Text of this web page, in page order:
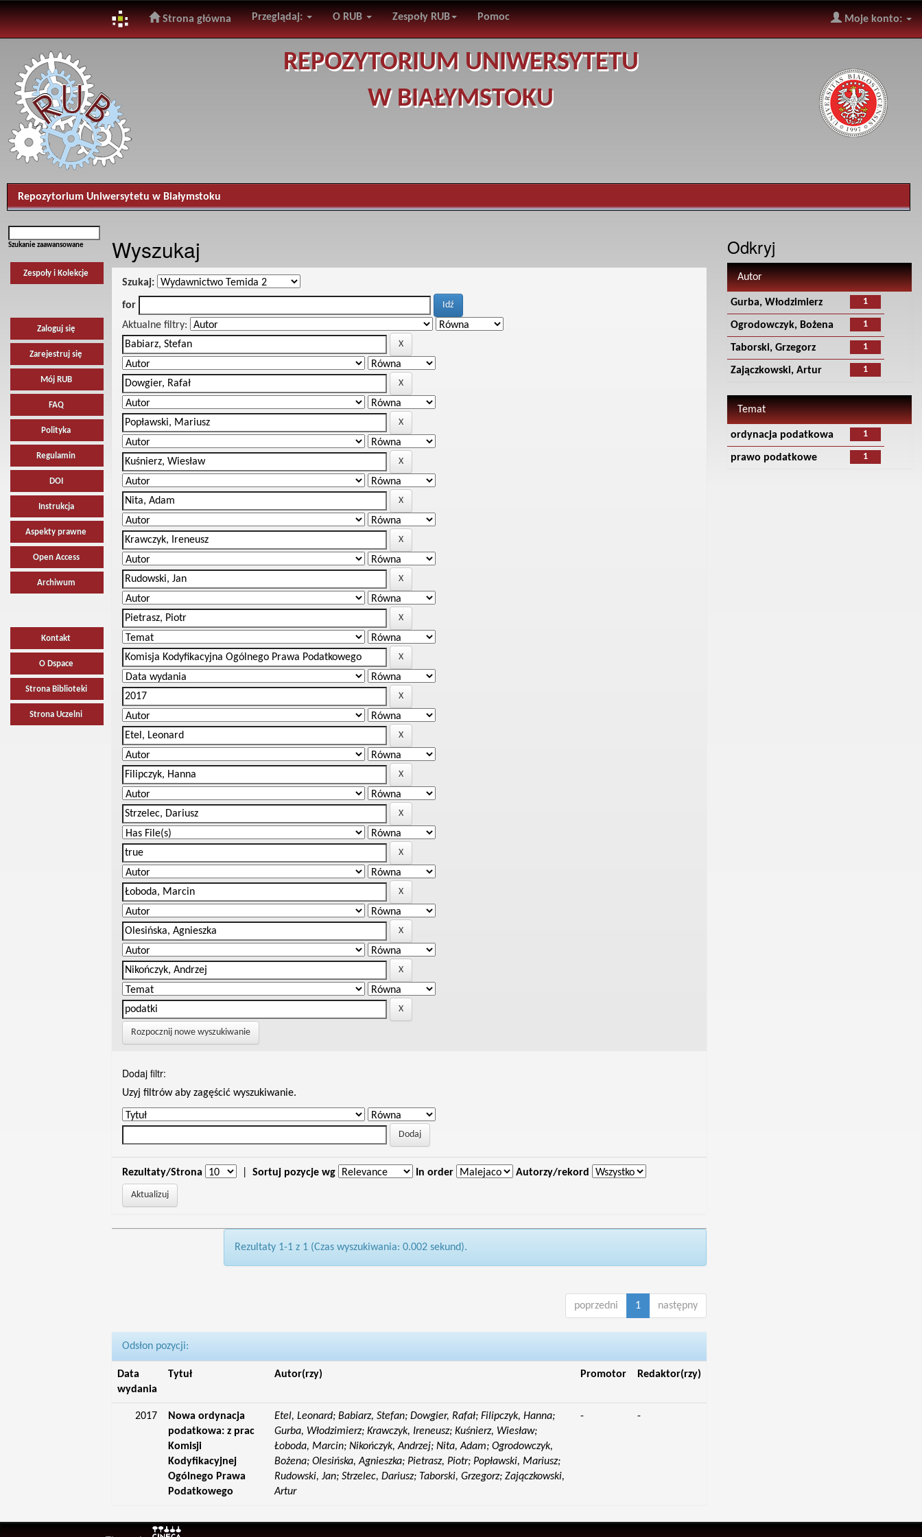
navigation
Strona główna Przeglądaj: O RUB Zespoły RUB Pomoc Moje konto:
REPOZYTORIUM UNIWERSYTETU
W BIAŁYMSTOKU
Repozytorium Uniwersytetu w Białymstoku
Szukanie zaawansowane
Zespoły i Kolekcje
Zaloguj się
Zarejestruj się
Mój RUB
FAQ
Polityka
Regulamin
DOI
Instrukcja
Aspekty prawne
Open Access
Archiwum
Kontakt
O Dspace
Strona Biblioteki
Strona Uczelni
Wyszukaj
Szukaj:
for
Aktualne filtry:
Rozpocznij nowe wyszukiwanie
Dodaj filtr:
Uzyj filtrów aby zagęścić wyszukiwanie.
Rezultaty/Strona Sortuj pozycje wg In order Autorzy/rekord
Rezultaty 1-1 z 1 (Czas wyszukiwania: 0.002 sekund).
poprzedni 1 następny
Odsłon pozycji:
Data
wydania
Tytuł Autor(rzy) Promotor Redaktor(rzy)
2017
Nowa ordynacja
podatkowa: z prac
Komisji
Kodyfikacyjnej
Ogólnego Prawa
Podatkowego
Etel, Leonard; Babiarz, Stefan; Dowgier, Rafał; Filipczyk, Hanna;
Gurba, Włodzimierz; Krawczyk, Ireneusz; Kuśnierz, Wiesław;
Łoboda, Marcin; Nikończyk, Andrzej; Nita, Adam; Ogrodowczyk,
Bożena; Olesińska, Agnieszka; Pietrasz, Piotr; Popławski, Mariusz;
Rudowski, Jan; Strzelec, Dariusz; Taborski, Grzegorz; Zajączkowski,
Artur
- -
Odkryj
Autor
1
Gurba, Włodzimierz
1
Ogrodowczyk, Bożena
1
Taborski, Grzegorz
1
Zajączkowski, Artur
Temat
1
ordynacja podatkowa
1
prawo podatkowe